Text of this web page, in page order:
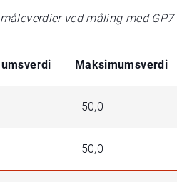
ved måling med GP7
Maksimumsverdi
50,0
50,0